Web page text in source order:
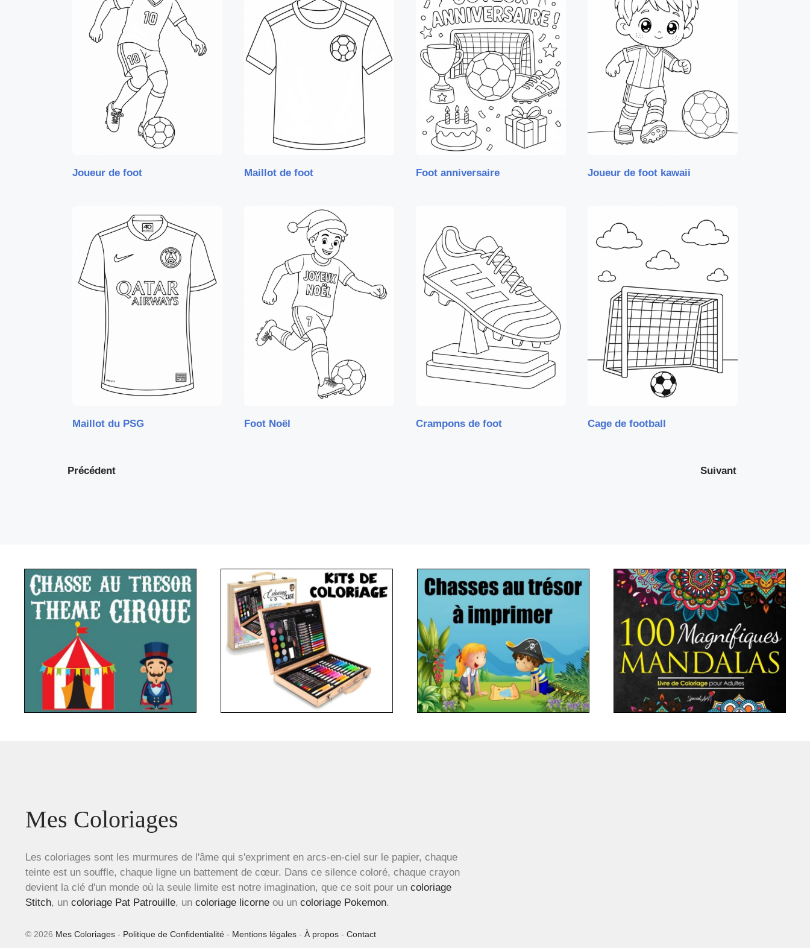
Joueur de foot Maillot de foot Foot anniversaire Joueur de foot kawaii
Maillot du PSG Foot Noël Crampons de foot Cage de football
Précédent Suivant
Mes Coloriages
Les coloriages sont les murmures de l'âme qui s'expriment en arcs-en-ciel sur le papier, chaque
teinte est un souffle, chaque ligne un battement de cœur. Dans ce silence coloré, chaque crayon
devient la clé d'un monde où la seule limite est notre imagination, que ce soit pour un coloriage
Stitch, un coloriage Pat Patrouille, un coloriage licorne ou un coloriage Pokemon.
© 2026 Mes Coloriages - Politique de Confidentialité - Mentions légales - À propos - Contact